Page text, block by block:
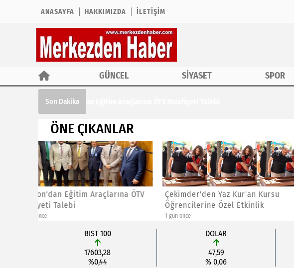
ANASAYFA HAKKIMIZDA İLETIŞIM
GÜNCEL SİYASET SPOR
Son Dakika
ÖNE ÇIKANLAR
Çekimder'den Yaz Kur'an Kursu
Öğrencilerine Özel Etkinlik
1 gün önce
CHP İstanbul'da İlçe
Başkanlıklarına Atama Yaptı
BIST 100
17603,28
%0,44
DOLAR
47,59
% 0,06